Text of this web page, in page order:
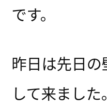
です。
昨日は先日
して来ました。